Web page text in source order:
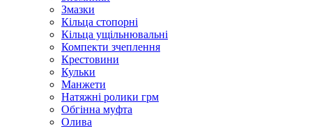
Змазки
Кільца стопорні
Кільца ущільнювальні
Компекти зчеплення
Крестовини
Кульки
Манжети
Натяжні ролики грм
Обгінна муфта
Олива